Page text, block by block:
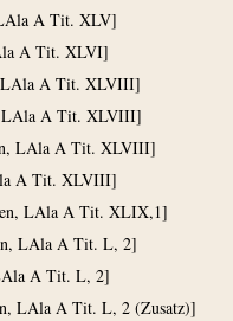
A Tit. XLV]
A Tit. XLVI]
LAla A Tit. XLVIII]
LAla A Tit. XLVIII]
LAla A Tit. XLVIII]
A Tit. XLVIII]
LAla A Tit. XLIX,1]
LAla A Tit. L, 2]
A Tit. L, 2]
LAla A Tit. L, 2 (Zusatz)]